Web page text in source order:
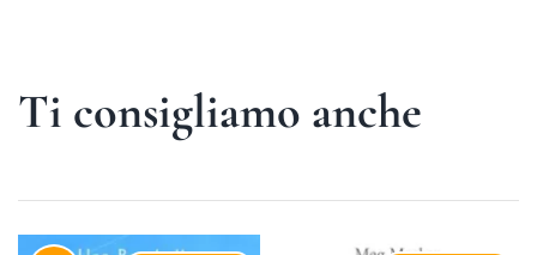
Ti consigliamo anche